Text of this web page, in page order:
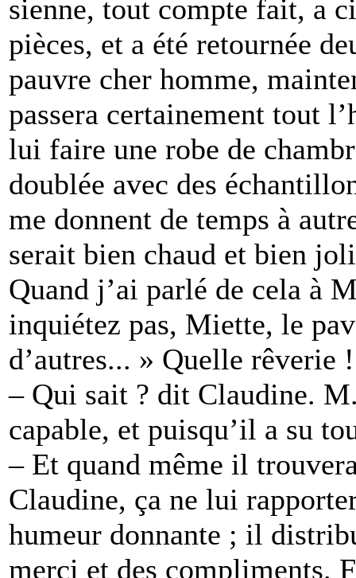
sienne, tout compte fait, a
pièces, et a été retournée
pauvre cher homme,
passera certainement tout
lui faire une robe de
doublée avec des
me donnent de temps à
serait bien chaud et bien
Quand j’ai parlé de cela à
inquiétez pas, Miette, le
d’autres... » Quelle rêverie !
– Qui sait ? dit Claudine.
capable, et puisqu’il a su
– Et quand même il
Claudine, ça ne lui
humeur donnante ; il
merci et des compliments.